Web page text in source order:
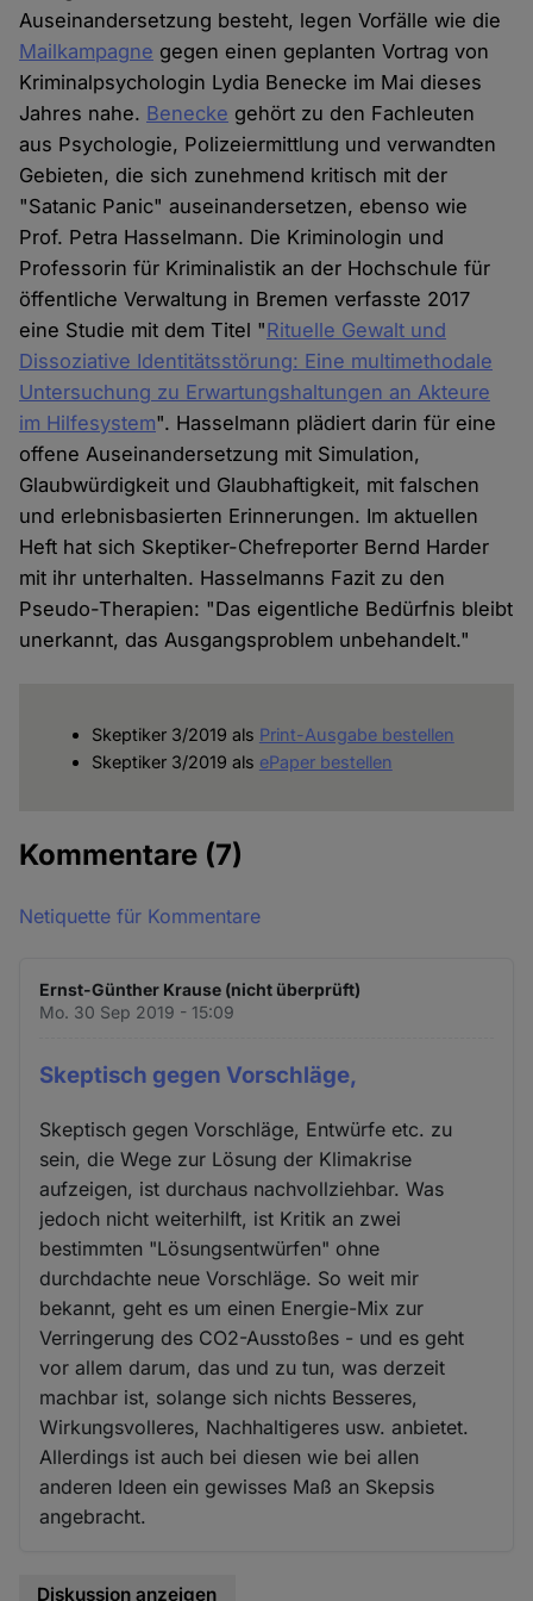
Auseinandersetzung besteht, legen Vorfälle wie die
Mailkampagne gegen einen geplanten Vortrag von
Kriminalpsychologin Lydia Benecke im Mai dieses
Jahres nahe. Benecke gehört zu den Fachleuten
aus Psychologie, Polizeiermittlung und verwandten
Gebieten, die sich zunehmend kritisch mit der
"Satanic Panic" auseinandersetzen, ebenso wie
Prof. Petra Hasselmann. Die Kriminologin und
Professorin für Kriminalistik an der Hochschule für
öffentliche Verwaltung in Bremen verfasste 2017
eine Studie mit dem Titel "Rituelle Gewalt und
Dissoziative Identitätsstörung: Eine multimethodale
Untersuchung zu Erwartungshaltungen an Akteure
im Hilfesystem". Hasselmann plädiert darin für eine
offene Auseinandersetzung mit Simulation,
Glaubwürdigkeit und Glaubhaftigkeit, mit falschen
und erlebnisbasierten Erinnerungen. Im aktuellen
Heft hat sich Skeptiker-Chefreporter Bernd Harder
mit ihr unterhalten. Hasselmanns Fazit zu den
Pseudo-Therapien: "Das eigentliche Bedürfnis bleibt
unerkannt, das Ausgangsproblem unbehandelt."
Skeptiker 3/2019 als Print-Ausgabe bestellen
Skeptiker 3/2019 als ePaper bestellen
Kommentare (7)
Netiquette für Kommentare
Ernst-Günther Krause (nicht überprüft)
Mo. 30 Sep 2019 - 15:09
Skeptisch gegen Vorschläge,
Skeptisch gegen Vorschläge, Entwürfe etc. zu
sein, die Wege zur Lösung der Klimakrise
aufzeigen, ist durchaus nachvollziehbar. Was
jedoch nicht weiterhilft, ist Kritik an zwei
bestimmten "Lösungsentwürfen" ohne
durchdachte neue Vorschläge. So weit mir
bekannt, geht es um einen Energie-Mix zur
Verringerung des CO2-Ausstoßes - und es geht
vor allem darum, das und zu tun, was derzeit
machbar ist, solange sich nichts Besseres,
Wirkungsvolleres, Nachhaltigeres usw. anbietet.
Allerdings ist auch bei diesen wie bei allen
anderen Ideen ein gewisses Maß an Skepsis
angebracht.
Diskussion anzeigen
Cookies